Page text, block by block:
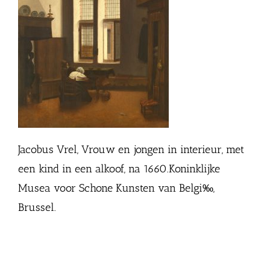
Jacobus Vrel, Vrouw en jongen in interieur, met
een kind in een alkoof, na 1660.Koninklijke
Musea voor Schone Kunsten van Belgi‰,
Brussel.